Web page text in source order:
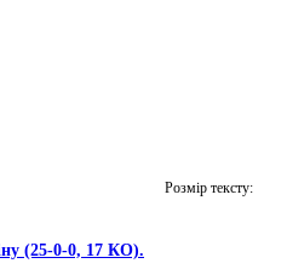
Розмір тексту:
(25-0-0, 17 КО).